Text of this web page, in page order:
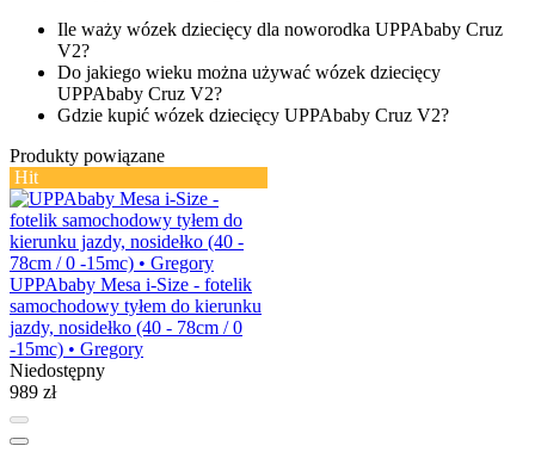
Ile waży wózek dziecięcy dla noworodka UPPAbaby Cruz
V2?
Do jakiego wieku można używać wózek dziecięcy
UPPAbaby Cruz V2?
Gdzie kupić wózek dziecięcy UPPAbaby Cruz V2?
Produkty powiązane
Hit
UPPAbaby Mesa i-Size - fotelik
samochodowy tyłem do kierunku
jazdy, nosidełko (40 - 78cm / 0
-15mc) • Gregory
Niedostępny
989 zł